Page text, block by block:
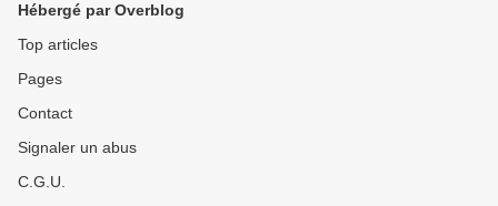
Hébergé par Overblog
Top articles
Pages
Contact
Signaler un abus
C.G.U.